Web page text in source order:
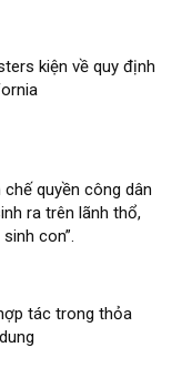
kiện về quy định
chế quyền công dân
ra trên lãnh thổ,
con”.
tác trong thỏa